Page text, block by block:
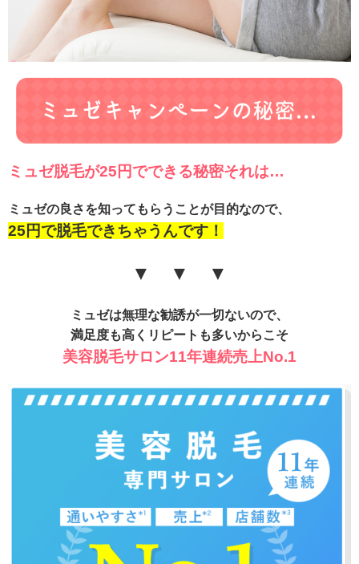
ミュゼ脱毛が25円でできる秘密それは…
ミュゼの良さを知ってもらうことが目的なので、
25円で脱毛できちゃうんです！
▼ ▼ ▼
ミュゼは無理な勧誘が一切ないので、
満足度も高くリピートも多いからこそ
美容脱毛サロン11年連続売上No.1